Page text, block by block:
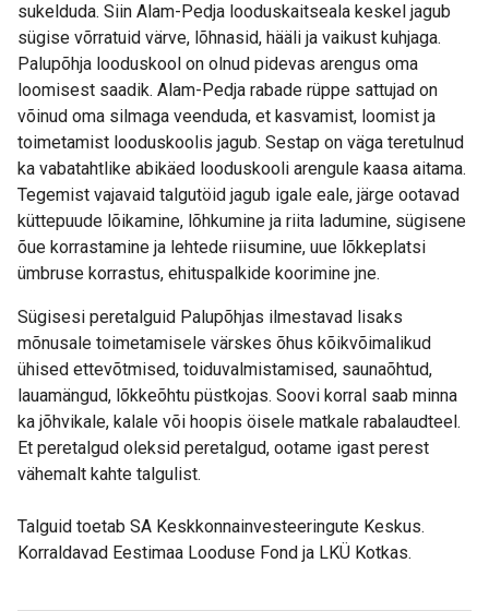
sukelduda. Siin Alam-Pedja looduskaitseala keskel jagub
sügise võrratuid värve, lõhnasid, hääli ja vaikust kuhjaga.
Palupõhja looduskool on olnud pidevas arengus oma
loomisest saadik. Alam-Pedja rabade rüppe sattujad on
võinud oma silmaga veenduda, et kasvamist, loomist ja
toimetamist looduskoolis jagub. Sestap on väga teretulnud
ka vabatahtlike abikäed looduskooli arengule kaasa aitama.
Tegemist vajavaid talgutöid jagub igale eale, järge ootavad
küttepuude lõikamine, lõhkumine ja riita ladumine, sügisene
õue korrastamine ja lehtede riisumine, uue lõkkeplatsi
ümbruse korrastus, ehituspalkide koorimine jne.
Sügisesi peretalguid Palupõhjas ilmestavad lisaks
mõnusale toimetamisele värskes õhus kõikvõimalikud
ühised ettevõtmised, toiduvalmistamised, saunaõhtud,
lauamängud, lõkkeõhtu püstkojas. Soovi korral saab minna
ka jõhvikale, kalale või hoopis öisele matkale rabalaudteel.
Et peretalgud oleksid peretalgud, ootame igast perest
vähemalt kahte talgulist.
Talguid toetab SA Keskkonnainvesteeringute Keskus.
Korraldavad Eestimaa Looduse Fond ja LKÜ Kotkas.